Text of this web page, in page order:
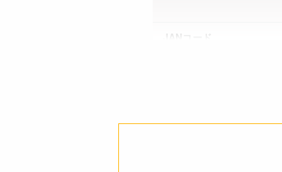
JANコード